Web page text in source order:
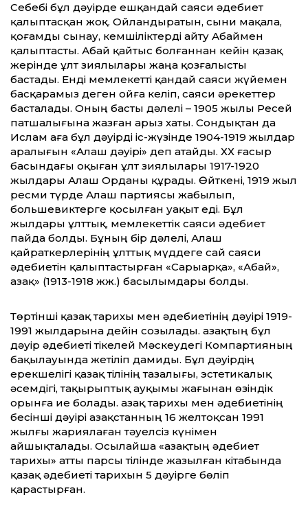
Себебі бұл дәуірде ешқандай саяси әдебиет
қалыптасқан жоқ. Ойландыратын, сыни мақала,
қоғамды сынау, кемшіліктерді айту Абаймен
қалыптасты. Абай қайтыс болғаннан кейін қазақ
жерінде ұлт зиялылары жаңа қозғалысты
бастады. Енді мемлекетті қандай саяси жүйемен
басқарамыз деген ойға келіп, саяси әрекеттер
басталады. Оның басты дәлелі – 1905 жылы Ресей
патшалығына жазған арыз хаты. Сондықтан да
Ислам аға бұл дәуірді іс-жүзінде 1904-1919 жылдар
аралығын «Алаш дәуірі» деп атайды. ХХ ғасыр
басындағы оқыған ұлт зиялылары 1917-1920
жылдары Алаш Орданы құрады. Өйткені, 1919 жыл
ресми түрде Алаш партиясы жабылып,
большевиктерге қосылған уақыт еді. Бұл
жылдары ұлттық, мемлекеттік саяси әдебиет
пайда болды. Бұның бір дәлелі, Алаш
қайраткерлерінің ұлттық мүддеге сай саяси
әдебиетін қалыптастырған «Сарыарқа», «Абай»,
Қазақ» (1913-1918 жж.) басылымдары болды.
Төртінші қазақ тарихы мен әдебиетінің дәуірі 1919-
1991 жылдарына дейін созылады. Қазақтың бұл
дәуір әдебиеті тікелей Мәскеудегі Компартияның
бақылауында жетіліп дамиды. Бұл дәуірдің
ерекшелігі қазақ тілінің тазалығы, эстетикалық
әсемдігі, тақырыптық ауқымы жағынан өзіндік
орынға ие болады. Қазақ тарихы мен әдебиетінің
бесінші дәуірі Қазақстанның 16 желтоқсан 1991
жылғы жариялаған тәуелсіз күнімен
айшықталады. Осылайша «Қазақтың әдебиет
тарихы» атты парсы тілінде жазылған кітабында
қазақ әдебиеті тарихын 5 дәуірге бөліп
қарастырған.